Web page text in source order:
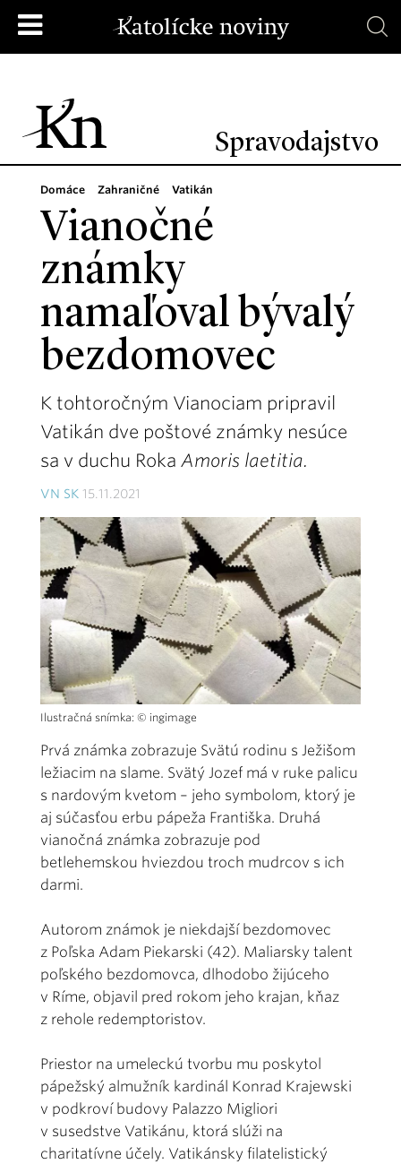
Spravodajstvo
Domáce Zahraničné Vatikán
Vianočné
známky
namaľoval bývalý
bezdomovec
K tohtoročným Vianociam pripravil
Vatikán dve poštové známky nesúce
sa v duchu Roka Amoris laetitia.
VN SK 15.11.2021
Ilustračná snímka: © ingimage
Prvá známka zobrazuje Svätú rodinu s Ježišom
ležiacim na slame. Svätý Jozef má v ruke palicu
s nardovým kvetom – jeho symbolom, ktorý je
aj súčasťou erbu pápeža Františka. Druhá
vianočná známka zobrazuje pod
betlehemskou hviezdou troch mudrcov s ich
darmi.
Autorom známok je niekdajší bezdomovec
z Poľska Adam Piekarski (42). Maliarsky talent
poľského bezdomovca, dlhodobo žijúceho
v Ríme, objavil pred rokom jeho krajan, kňaz
z rehole redemptoristov.
Priestor na umeleckú tvorbu mu poskytol
pápežský almužník kardinál Konrad Krajewski
v podkroví budovy Palazzo Migliori
v susedstve Vatikánu, ktorá slúži na
charitatívne účely. Vatikánsky filatelistický